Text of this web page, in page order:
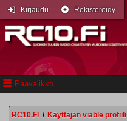
Päävalikko
Kirjaudu Rekisteröidy
RC10.FI / Käyttäjän viable profiili